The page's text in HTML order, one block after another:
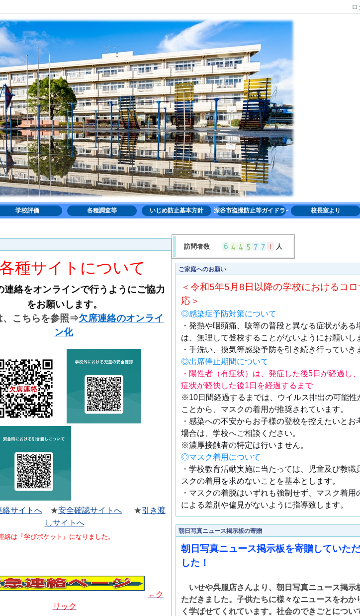
ロ
学校評価 各種調査等 いじめ防止基本方針 深谷市盗撮防止等ガイドライン 校長室より
種サイトについて
連絡をオンラインで行うようにご協力
をお願いします。
、こちらを参照⇒欠席連絡のオンライ
ン化
絡サイトへ ★安全確認サイトへ ★引き渡
しサイトへ
絡は『学びポケット』になりました。
←ク
リック
訪問者数 人
ご家庭へのお願い
＜令和5年5月8日以降の学校におけるコ
応＞
◎感染症予防対策について
・発熱や咽頭痛、咳等の普段と異なる症状がある
は、無理して登校することがないようにお願いし
・手洗い、換気等感染予防を引き続き行っていき
◎出席停止期間について
・陽性者（有症状）は、発症した後5日が経過し
症状が軽快した後1日を経過するまで
※10日間経過するまでは、ウイルス排出の可能性
ことから、マスクの着用が推奨されています。
・感染への不安からお子様の登校を控えたいとお
場合は、学校へご相談ください。
※濃厚接触者の特定は行いません。
◎マスク着用について
・学校教育活動実施に当たっては、児童及び教職
スクの着用を求めないことを基本とします。
・マスクの着脱はいずれも強制せず、マスク着用
による差別や偏見がないように指導致します。
朝日写真ニュース掲示板の寄贈
朝日写真ニュース掲示板を寄贈していた
した！
いせや呉服店さんより、朝日写真ニュース掲示
ただきました。子供たちに様々なニュースをわか
く学ばせてくれています。社会のできごとについ